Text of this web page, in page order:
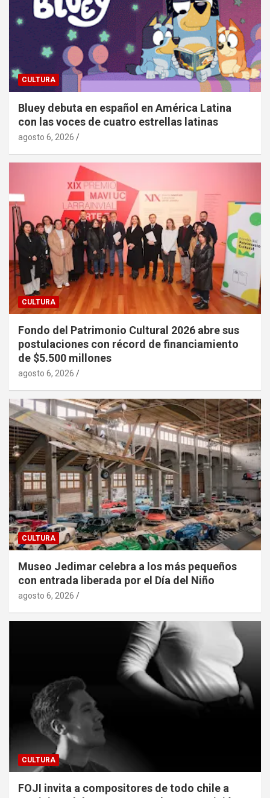
CULTURA
Bluey debuta en español en América Latina
con las voces de cuatro estrellas latinas
agosto 6, 2026
CULTURA
Fondo del Patrimonio Cultural 2026 abre sus
postulaciones con récord de financiamiento
de $5.500 millones
agosto 6, 2026
CULTURA
Museo Jedimar celebra a los más pequeños
con entrada liberada por el Día del Niño
agosto 6, 2026
CULTURA
FOJI invita a compositores de todo chile a